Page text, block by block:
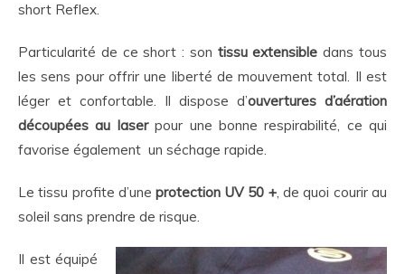
short Reflex.
Particularité de ce short : son tissu extensible dans tous
les sens pour offrir une liberté de mouvement total. Il est
léger et confortable. Il dispose d’ouvertures d’aération
découpées au laserpour une bonne respirabilité, ce qui
favorise également un séchage rapide.
Le tissu profite d’uneprotection UV 50 +, de quoi courir au
soleil sans prendre de risque.
Il est équipé